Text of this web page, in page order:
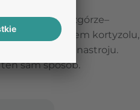
osi podwzgórze–
poziomem kortyzolu,
w regulację nastroju.
sam sposób.